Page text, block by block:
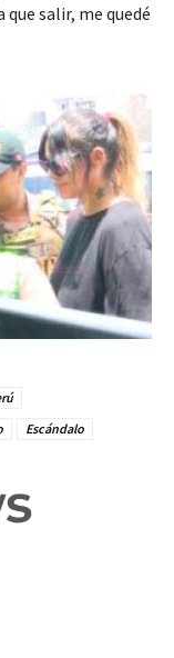
que salir, me quedé
Escándalo